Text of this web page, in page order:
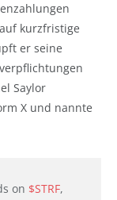
kurzfristige
er seine
Saylor
X und nannte
on $STRF,